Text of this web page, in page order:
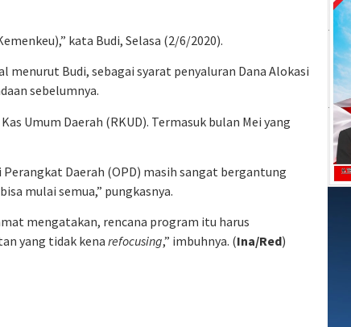
kata Budi, Selasa (2/6/2020).
menurut Budi, sebagai syarat penyaluran Dana Alokasi
sebelumnya.
Umum Daerah (RKUD). Termasuk bulan Mei yang
Daerah (OPD) masih sangat bergantung
mulai semua,” pungkasnya.
mengatakan, rencana program itu harus
yang tidak kena refocusing,” imbuhnya. (Ina/Red)